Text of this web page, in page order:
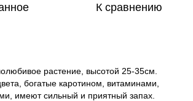
К сравнению
растение, высотой 25-35см.
богатые каротином, витаминами,
имеют сильный и приятный запах.